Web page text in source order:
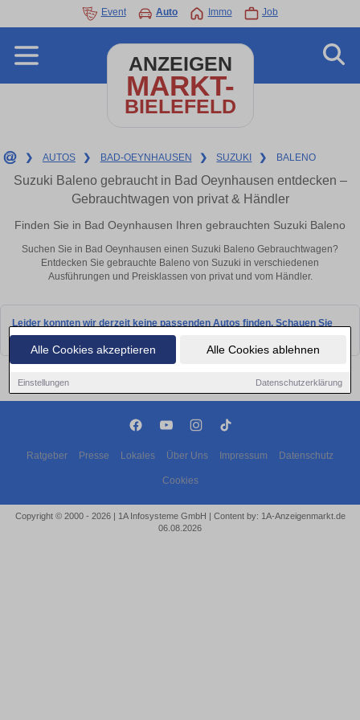
Alle Cookies akzeptieren Alle Cookies ablehnen
Einstellungen Datenschutzerklärung
Event Auto Immo Job
ANZEIGEN
MARKT-
BIELEFELD
❯ AUTOS ❯ BAD-OEYNHAUSEN ❯ SUZUKI ❯ BALENO
Suzuki Baleno gebraucht in Bad Oeynhausen entdecken –
Gebrauchtwagen von privat & Händler
Finden Sie in Bad Oeynhausen Ihren gebrauchten Suzuki Baleno
Suchen Sie in Bad Oeynhausen einen Suzuki Baleno Gebrauchtwagen?
Entdecken Sie gebrauchte Baleno von Suzuki in verschiedenen
Ausführungen und Preisklassen von privat und vom Händler.
Leider konnten wir derzeit keine passenden Autos finden. Schauen Sie
bald wieder vorbei!
Ratgeber Presse Lokales Über Uns Impressum Datenschutz
Cookies
Copyright © 2000 - 2026 | 1A Infosysteme GmbH | Content by: 1A-Anzeigenmarkt.de
06.08.2026